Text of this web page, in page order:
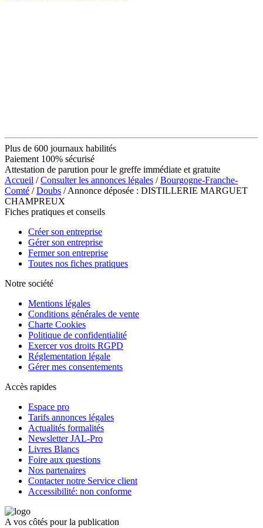
Plus de 600 journaux habilités
Paiement 100% sécurisé
Attestation de parution pour le greffe immédiate et gratuite
Accueil /Consulter les annonces légales /Bourgogne-Franche-
Comté /Doubs / Annonce déposée : DISTILLERIE MARGUET
CHAMPREUX
Fiches pratiques et conseils
Créer son entreprise
Gérer son entreprise
Fermer son entreprise
Toutes nos fiches pratiques
Notre société
Mentions légales
Conditions générales de vente
Charte Cookies
Politique de confidentialité
Exercer vos droits RGPD
Réglementation légale
Gérer mes consentements
Accès rapides
Espace pro
Tarifs annonces légales
Actualités formalités
Newsletter JAL-Pro
Livres Blancs
Foire aux questions
Nos partenaires
Contacter notre Service client
Accessibilité: non conforme
A vos côtés pour la publication